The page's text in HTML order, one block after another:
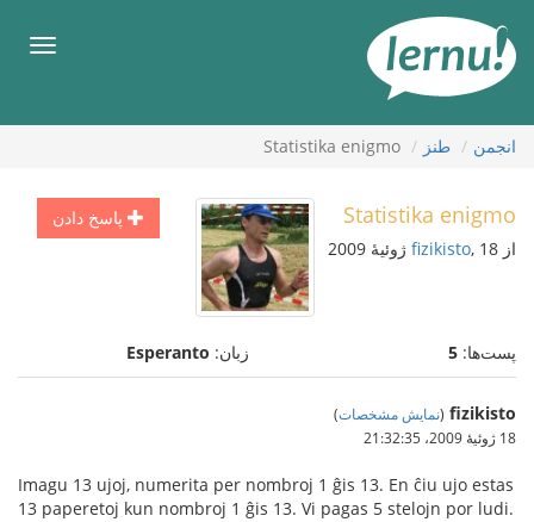
محتوا
انجمن طنز Statistika enigmo
پاسخ دادن Statistika enigmo
از fizikisto, 18 ژوئیهٔ 2009
پست‌ها: 5 زبان: Esperanto
fizikisto
(نمایش مشخصات)
18 ژوئیهٔ 2009،‏ 21:32:35
Imagu 13 ujoj, numerita per nombroj 1 ĝis 13. En ĉiu ujo estas
13 paperetoj kun nombroj 1 ĝis 13. Vi pagas 5 stelojn por ludi.